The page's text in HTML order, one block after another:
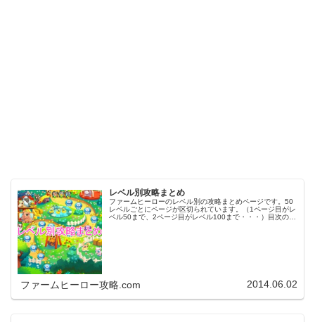
レベル別攻略まとめ
ファームヒーローのレベル別の攻略まとめページです。50
レベルごとにページが区切られています。（1ページ目がレ
ベル50まで、2ページ目がレベル100まで・・・）目次のリ
ファームヒーロー攻略.com 2014.06.02